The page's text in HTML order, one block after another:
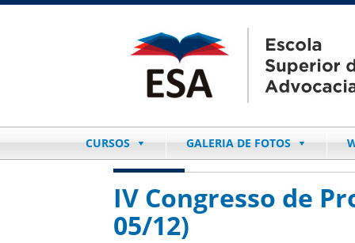
CURSOS GALERIA DE FOTOS
IV Congresso de
05/12)